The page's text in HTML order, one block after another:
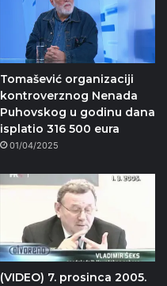
Tomašević organizaciji
kontroverznog Nenada
Puhovskog u godinu dana
isplatio 316 500 eura
01/04/2025
(VIDEO) 7. prosinca 2005.